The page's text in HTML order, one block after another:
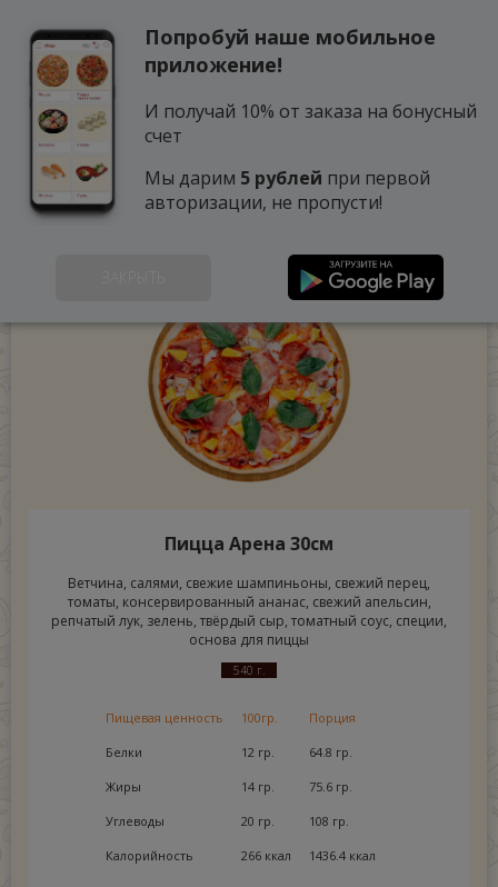
Пицца Арена 30см
Ветчина, салями, свежие шампиньоны, свежий перец,
томаты, консервированный ананас, свежий апельсин,
репчатый лук, зелень, твёрдый сыр, томатный соус, специи,
основа для пиццы
540 г.
Пищевая ценность 100гр. Порция
Белки 12 гр. 64.8 гр.
Жиры 14 гр. 75.6 гр.
Углеводы 20 гр. 108 гр.
Калорийность 266 ккал 1436.4 ккал
Попробуй наше мобильное
приложение!
И получай 10% от заказа на бонусный
счет
Мы дарим 5 рублей при первой
авторизации, не пропусти!